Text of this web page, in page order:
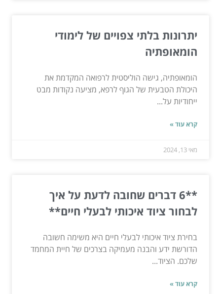
יתרונות בלתי צפויים של לימודי
הומאופתיה
הומאופתיה, גישה הוליסטית לרפואה המקדמת את
היכולת הטבעית של הגוף לרפא, מציעה נקודות מבט
ייחודיות על...
קרא עוד »
מאי 13, 2024
**6 דברים שחובה לדעת על איך
לבחור ציוד איכותי לבעלי חיים**
בחירת ציוד איכותי לבעלי חיים היא משימה חשובה
הדורשת ידע והבנה מעמיקה בצרכים של חיית המחמד
שלכם. הציוד...
קרא עוד »